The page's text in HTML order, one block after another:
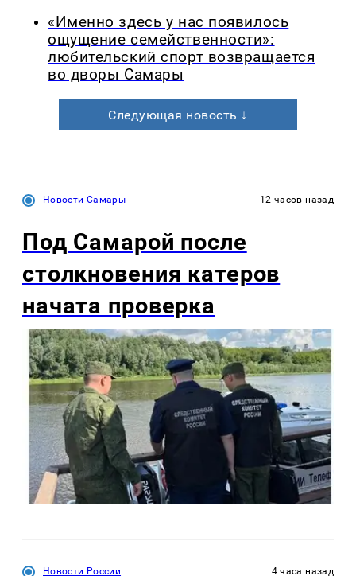
«Именно здесь у нас появилось
ощущение семейственности»:
любительский спорт возвращается
во дворы Самары
Следующая новость ↓
Новости Самары 12 часов назад
Под Самарой после
столкновения катеров
начата проверка
Новости России 4 часа назад